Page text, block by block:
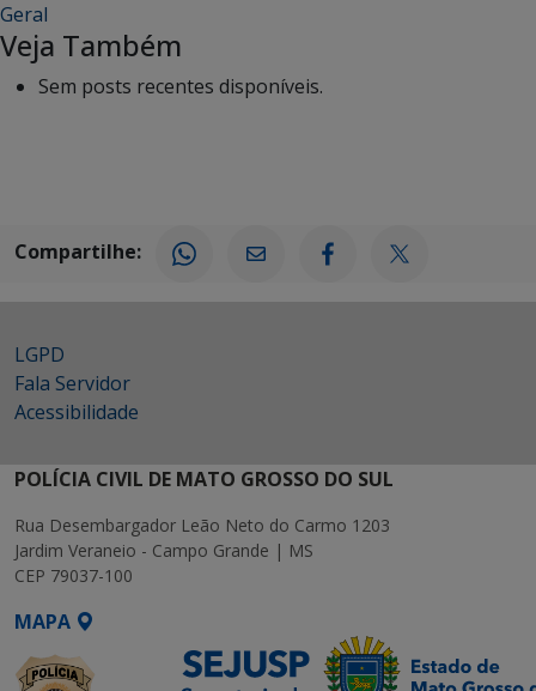
Geral
Veja Também
Sem posts recentes disponíveis.
Compartilhe:
LGPD
Fala Servidor
Acessibilidade
POLÍCIA CIVIL DE MATO GROSSO DO SUL
Rua Desembargador Leão Neto do Carmo 1203
Jardim Veraneio - Campo Grande | MS
CEP 79037-100
MAPA